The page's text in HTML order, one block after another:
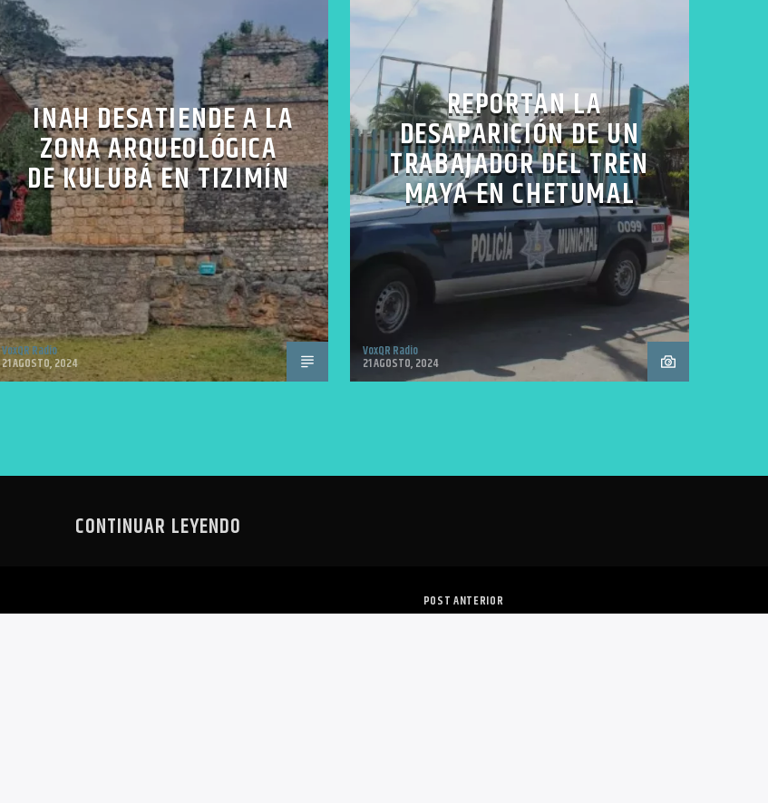
INAH DESATIENDE A LA
ZONA ARQUEOLÓGICA
DE KULUBÁ EN TIZIMÍN
VoxQR Radio
21 AGOSTO, 2024
REPORTAN LA
DESAPARICIÓN DE UN
TRABAJADOR DEL TREN
MAYA EN CHETUMAL
VoxQR Radio
21 AGOSTO, 2024
CONTINUAR LEYENDO
POST ANTERIOR